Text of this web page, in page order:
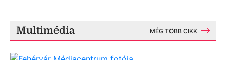
Multimédia MÉG TÖBB CIKK